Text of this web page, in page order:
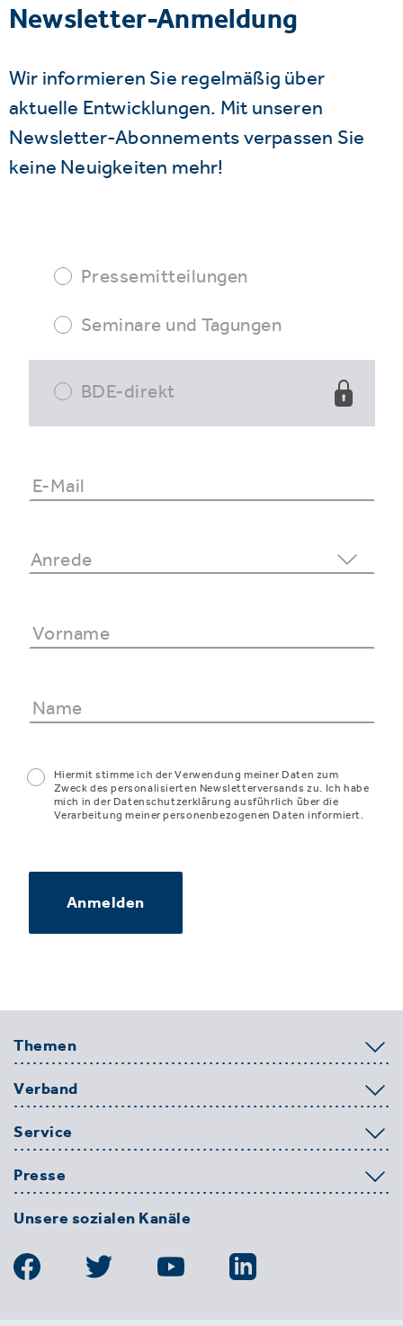
Newsletter-Anmeldung
Wir informieren Sie regelmäßig über
aktuelle Entwicklungen. Mit unseren
Newsletter-Abonnements verpassen Sie
keine Neuigkeiten mehr!
Pressemitteilungen
Seminare und Tagungen
BDE-direkt
Hiermit stimme ich der Verwendung meiner Daten zum
Zweck des personalisierten Newsletterversands zu. Ich habe
mich in der Datenschutzerklärung ausführlich über die
Verarbeitung meiner personenbezogenen Daten informiert.
Anmelden
Themen
Verband
Service
Presse
Unsere sozialen Kanäle